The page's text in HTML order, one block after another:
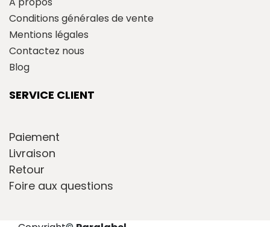
Conditions générales de vente
Mentions légales
Contactez nous
Blog
SERVICE CLIENT
Paiement
Livraison
Retour
Foire aux questions